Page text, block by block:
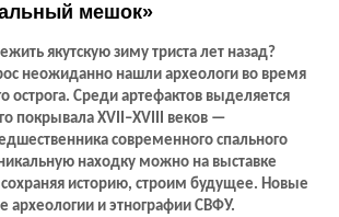
мешок»
якутскую зиму триста лет назад?
неожиданно нашли археологи во время
острога. Среди артефактов выделяется
покрывала XVII–XVIII веков —
современного спального
находку можно на выставке
сохраняя историю, строим будущее. Новые
археологии и этнографии СВФУ.